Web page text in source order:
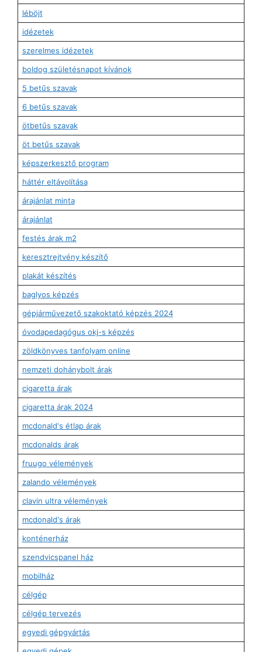
léböjt
idézetek
szerelmes idézetek
boldog születésnapot kívánok
5 betűs szavak
6 betűs szavak
ötbetűs szavak
öt betűs szavak
képszerkesztő program
háttér eltávolítása
árajánlat minta
árajánlat
festés árak m2
keresztrejtvény készítő
plakát készítés
baglyos képzés
gépjárművezető szakoktató képzés 2024
óvodapedagógus okj-s képzés
zöldkönyves tanfolyam online
nemzeti dohánybolt árak
cigaretta árak
cigaretta árak 2024
mcdonald's étlap árak
mcdonalds árak
fruugo vélemények
zalando vélemények
clavin ultra vélemények
mcdonald's árak
konténerház
szendvicspanel ház
mobilház
célgép
célgép tervezés
egyedi gépgyártás